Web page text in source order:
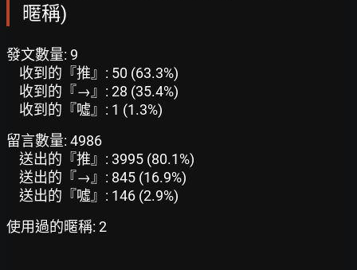
暱稱)
發文數量: 9
收到的『推』: 50 (63.3%)
收到的『→』: 28 (35.4%)
收到的『噓』: 1 (1.3%)
留言數量: 4986
送出的『推』: 3995 (80.1%)
送出的『→』: 845 (16.9%)
送出的『噓』: 146 (2.9%)
使用過的暱稱: 2